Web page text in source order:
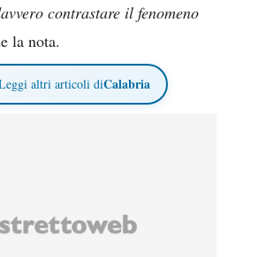
contrastare il fenomeno
la nota.
altri articoli diCalabria